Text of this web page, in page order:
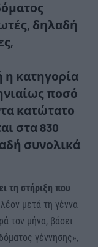
δηλαδή
η κατηγορία
ποσό
κατώτατο
στα 830
συνολικά
τη στήριξη που
μετά τη γέννα
τον μήνα, βάσει
γέννησης»,